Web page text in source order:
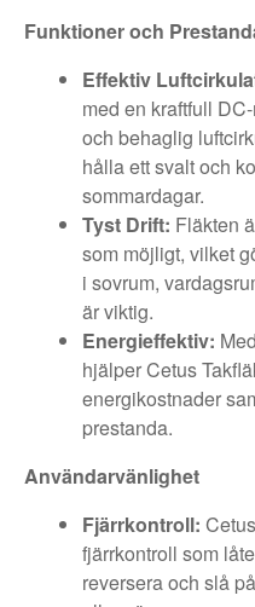
Funktioner och
Effektiv
med en kraftfull
och behaglig
hålla ett svalt och
sommardagar.
Tyst Drift: Fläkten
som möjligt, vilket
i sovrum,
är viktig.
Energieffektiv:
hjälper Cetus
energikostnader
prestanda.
Användarvänlighet
Fjärrkontroll:
fjärrkontroll som
reversera och slå